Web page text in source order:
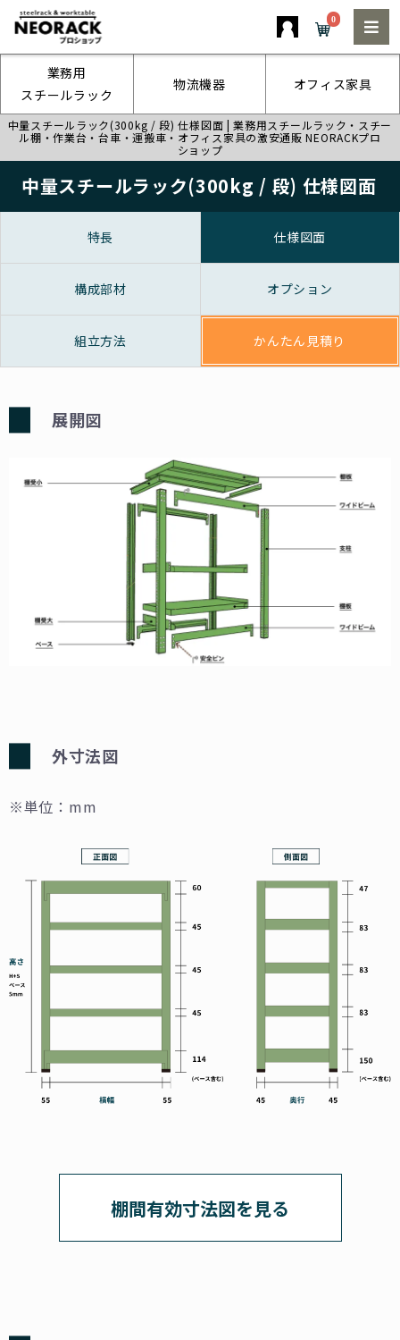
中量スチールラック(300kg / 段) 仕様図面 | 業務用スチールラック・スチー
ル棚・作業台・台車・運搬車・オフィス家具の激安通販 NEORACKプロ
ショップ
業務用
スチールラック
物流機器 オフィス家具
0
中量スチールラック(300kg / 段) 仕様図面
特長 仕様図面
構成部材 オプション
組立方法 かんたん見積り
展開図
外⼨法図
※単位：mm
棚間有効⼨法図を⾒る